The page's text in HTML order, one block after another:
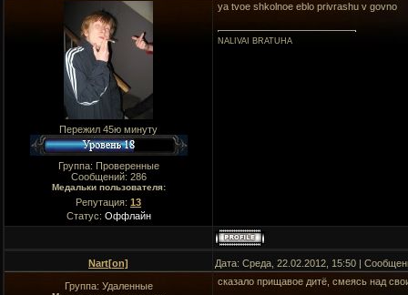
Пережил 45ю минуту
Группа: Проверенные
Сообщений: 286
Медальки пользователя:
Репутация: 13
Статус: Оффлайн
ya tvoe shkolnoe eblo privrashu v govno
NALIVAI BRATUHA
Nart[on] Дата: Среда, 22.02.2012, 15:50 |
Группа: Удаленные сказало прищавое дитё, смеясь над